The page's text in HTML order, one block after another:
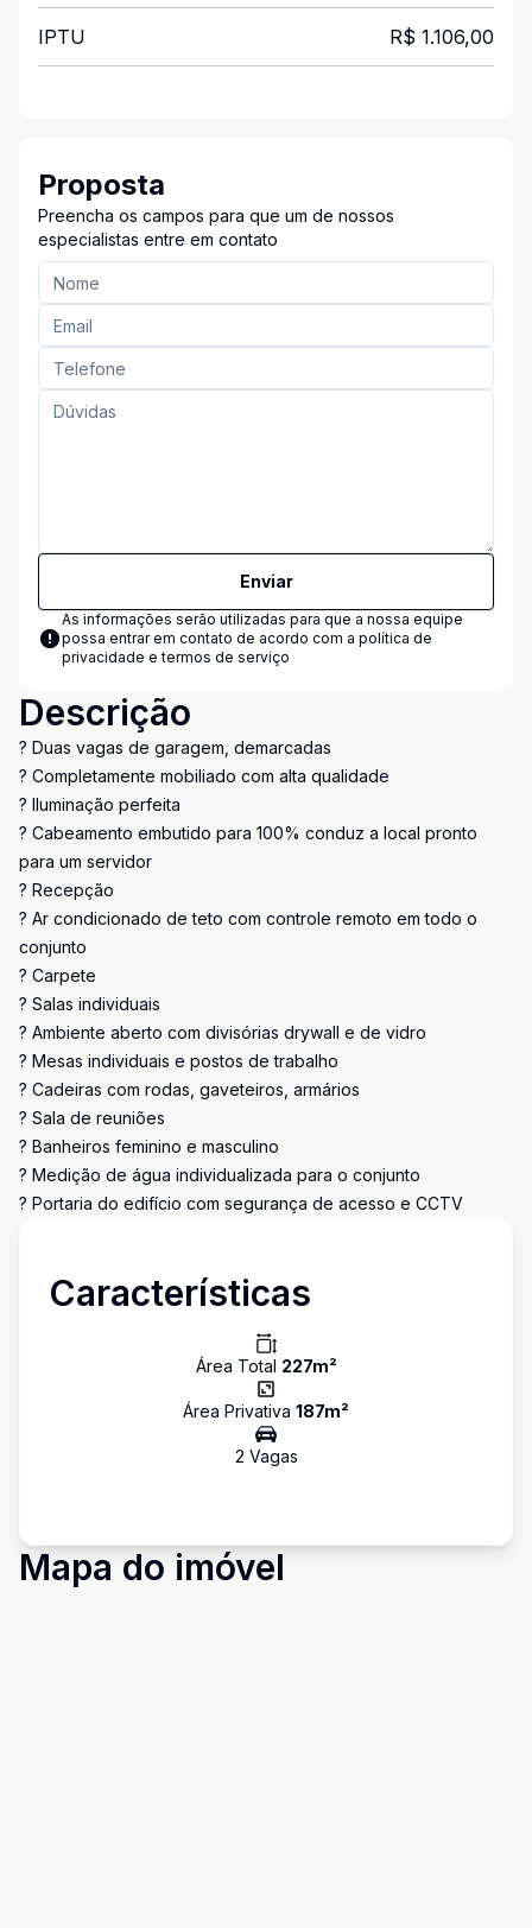
IPTU R$ 1.106,00
Proposta
Preencha os campos para que um de nossos
especialistas entre em contato
Enviar
As informações serão utilizadas para que a nossa equipe
possa entrar em contato de acordo com a política de
privacidade e termos de serviço
Descrição
? Duas vagas de garagem, demarcadas
? Completamente mobiliado com alta qualidade
? Iluminação perfeita
? Cabeamento embutido para 100% conduz a local pronto
para um servidor
? Recepção
? Ar condicionado de teto com controle remoto em todo o
conjunto
? Carpete
? Salas individuais
? Ambiente aberto com divisórias drywall e de vidro
? Mesas individuais e postos de trabalho
? Cadeiras com rodas, gaveteiros, armários
? Sala de reuniões
? Banheiros feminino e masculino
? Medição de água individualizada para o conjunto
? Portaria do edifício com segurança de acesso e CCTV
Características
Área Total 227m²
Área Privativa 187m²
2 Vagas
Mapa do imóvel